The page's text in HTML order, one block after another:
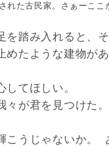
れた古民家。さぁーここ
を踏み入れると、
めたような建物があ
してほしい。
々が君を見つけた。
こうじゃないか。